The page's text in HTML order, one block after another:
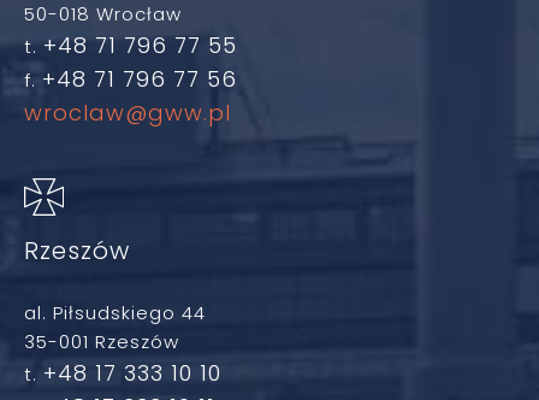
50-018 Wrocław
t. +48 71 796 77 55
f. +48 71 796 77 56
wroclaw@gww.pl
Rzeszów
al. Piłsudskiego 44
35-001 Rzeszów
t. +48 17 333 10 10